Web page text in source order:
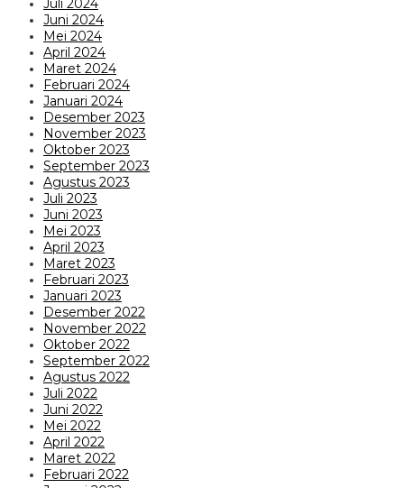
Juli 2024
Juni 2024
Mei 2024
April 2024
Maret 2024
Februari 2024
Januari 2024
Desember 2023
November 2023
Oktober 2023
September 2023
Agustus 2023
Juli 2023
Juni 2023
Mei 2023
April 2023
Maret 2023
Februari 2023
Januari 2023
Desember 2022
November 2022
Oktober 2022
September 2022
Agustus 2022
Juli 2022
Juni 2022
Mei 2022
April 2022
Maret 2022
Februari 2022